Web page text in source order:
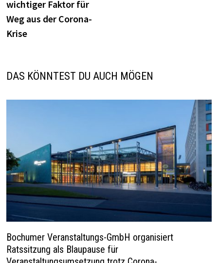
wichtiger Faktor für
Weg aus der Corona-
Krise
DAS KÖNNTEST DU AUCH MÖGEN
Bochumer Veranstaltungs-GmbH organisiert
Ratssitzung als Blaupause für